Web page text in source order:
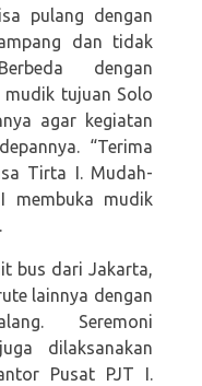
pulang dengan
dan tidak
dengan
mudik tujuan Solo
agar kegiatan
“Terima
Tirta I. Mudah-
membuka mudik
bus dari Jakarta,
lainnya dengan
Seremoni
dilaksanakan
Pusat PJT I.